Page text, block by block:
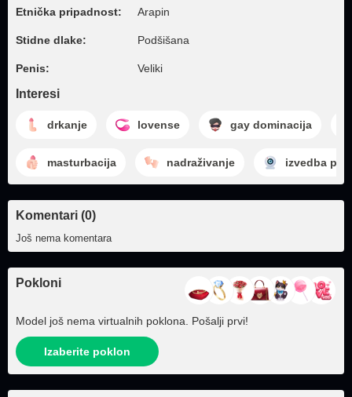
Etnička pripadnost: Arapin
Stidne dlake: Podšišana
Penis: Veliki
Interesi
drkanje lovense gay dominacija
masturbacija nadraživanje izvedba
Komentari (0)
Još nema komentara
Pokloni
Model još nema virtualnih poklona. Pošalji prvi!
Izaberite poklon